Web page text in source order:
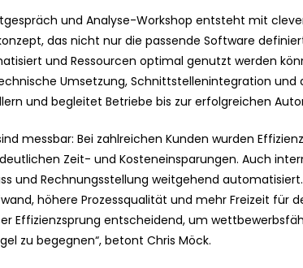
und Analyse-Workshop entsteht mit
das nicht nur die passende Software
und Ressourcen optimal genutzt werden
Umsetzung, Schnittstellenintegration
und begleitet Betriebe bis zur erfolgreichen
messbar: Bei zahlreichen Kunden wurden
Zeit- und Kosteneinsparungen. Auch
und Rechnungsstellung weitgehend
höhere Prozessqualität und mehr Freizeit für
Effizienzsprung entscheidend, um
zu begegnen“, betont Chris Möck.